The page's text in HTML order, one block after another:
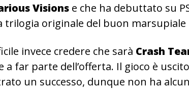
Visions e che ha debuttato su
trilogia originale del buon marsupiale
invece credere che sarà Crash
a far parte dell’offerta. Il gioco è
un successo, dunque non ha